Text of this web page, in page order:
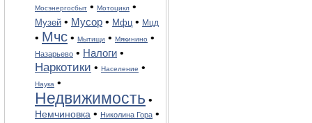
Мосэнергосбыт • Мотоцикл •
Музей • Мусор • Мфц • Мцд
• Мчс • Мытищи • Мякинино •
Назарьево • Налоги •
Наркотики • Население •
Наука •
Недвижимость •
Немчиновка • Николина Гора •